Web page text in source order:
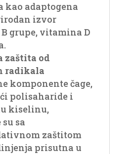
kao adaptogena
izvor
grupe, vitamina D
zaštita od
radikala
komponente čage,
polisaharide i
kiselinu,
sa
zaštitom
prisutna u